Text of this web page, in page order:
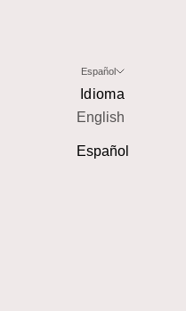
Español
Idioma
English
Español